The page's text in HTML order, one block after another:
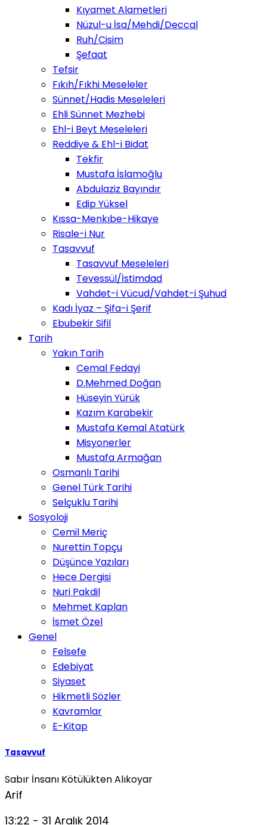
Kıyamet Alametleri
Nüzul-u İsa/Mehdi/Deccal
Ruh/Cisim
Şefaat
Tefsir
Fıkıh/Fıkhi Meseleler
Sünnet/Hadis Meseleleri
Ehli Sünnet Mezhebi
Ehl-i Beyt Meseleleri
Reddiye & Ehl-i Bidat
Tekfir
Mustafa İslamoğlu
Abdulaziz Bayındır
Edip Yüksel
Kıssa-Menkıbe-Hikaye
Risale-i Nur
Tasavvuf
Tasavvuf Meseleleri
Tevessül/İstimdad
Vahdet-i Vücud/Vahdet-i Şuhud
Kadı İyaz – Şifa-i Şerif
Ebubekir Sifil
Tarih
Yakın Tarih
Cemal Fedayi
D.Mehmed Doğan
Hüseyin Yürük
Kazım Karabekir
Mustafa Kemal Atatürk
Misyonerler
Mustafa Armağan
Osmanlı Tarihi
Genel Türk Tarihi
Selçuklu Tarihi
Sosyoloji
Cemil Meriç
Nurettin Topçu
Düşünce Yazıları
Hece Dergisi
Nuri Pakdil
Mehmet Kaplan
İsmet Özel
Genel
Felsefe
Edebiyat
Siyaset
Hikmetli Sözler
Kavramlar
E-Kitap
Tasavvuf
Sabır İnsanı Kötülükten Alıkoyar
Arif
13:22 - 31 Aralık 2014